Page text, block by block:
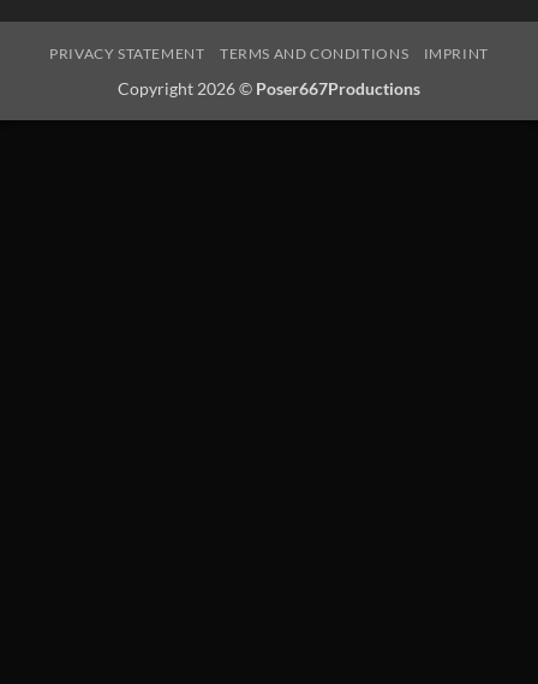
PRIVACY STATEMENT TERMS AND CONDITIONS IMPRINT
Copyright 2026 © Poser667Productions